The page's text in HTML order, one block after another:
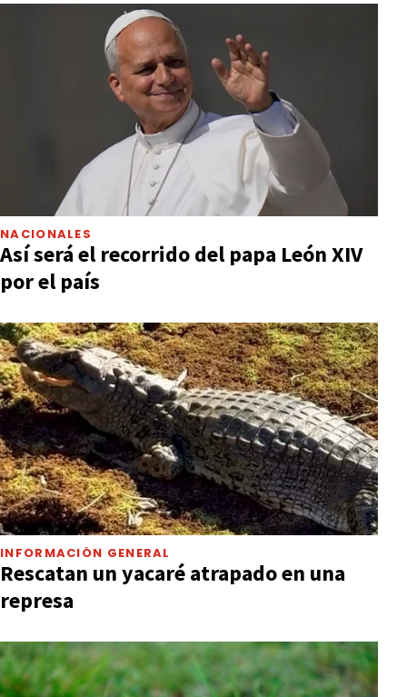
NACIONALES
Así será el recorrido del papa León XIV
por el país
INFORMACIÓN GENERAL
Rescatan un yacaré atrapado en una
represa